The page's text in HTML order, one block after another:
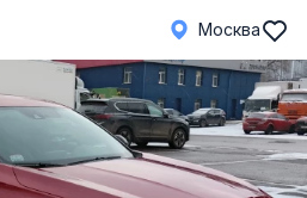
Москва